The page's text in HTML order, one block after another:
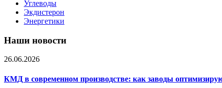
Углеводы
Экдистерон
Энергетики
Наши новости
26.06.2026
КМД в современном производстве: как заводы